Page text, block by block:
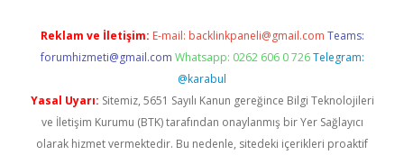
Reklam ve İletişim: E-mail: backlinkpaneli@gmail.com Teams:
forumhizmeti@gmail.com Whatsapp: 0262 606 0 726 Telegram:
@karabul
Yasal Uyarı: Sitemiz, 5651 Sayılı Kanun gereğince Bilgi Teknolojileri
ve İletişim Kurumu (BTK) tarafından onaylanmış bir Yer Sağlayıcı
olarak hizmet vermektedir. Bu nedenle, sitedeki içerikleri proaktif